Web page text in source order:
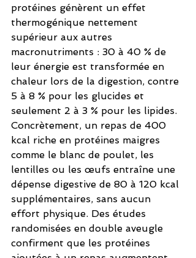
protéines génèrent un effet
thermogénique nettement
supérieur aux autres
macronutriments : 30 à 40 % de
leur énergie est transformée en
chaleur lors de la digestion, contre
5 à 8 % pour les glucides et
seulement 2 à 3 % pour les lipides.
Concrètement, un repas de 400
kcal riche en protéines maigres
comme le blanc de poulet, les
lentilles ou les œufs entraîne une
dépense digestive de 80 à 120 kcal
supplémentaires, sans aucun
effort physique. Des études
randomisées en double aveugle
confirment que les protéines